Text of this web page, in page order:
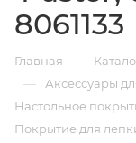
8061133
Главная —
— Аксессуары
Настольное
Покрытие для